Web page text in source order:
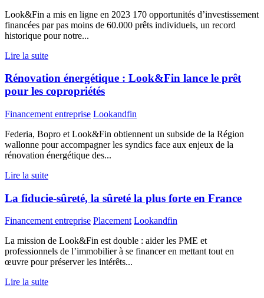
Look&Fin a mis en ligne en 2023 170 opportunités d’investissement
financées par pas moins de 60.000 prêts individuels, un record
historique pour notre...
Lire la suite
Rénovation énergétique : Look&Fin lance le prêt
pour les copropriétés
Financement entreprise Lookandfin
Federia, Bopro et Look&Fin obtiennent un subside de la Région
wallonne pour accompagner les syndics face aux enjeux de la
rénovation énergétique des...
Lire la suite
La fiducie-sûreté, la sûreté la plus forte en France
Financement entreprise Placement Lookandfin
La mission de Look&Fin est double : aider les PME et
professionnels de l’immobilier à se financer en mettant tout en
œuvre pour préserver les intérêts...
Lire la suite